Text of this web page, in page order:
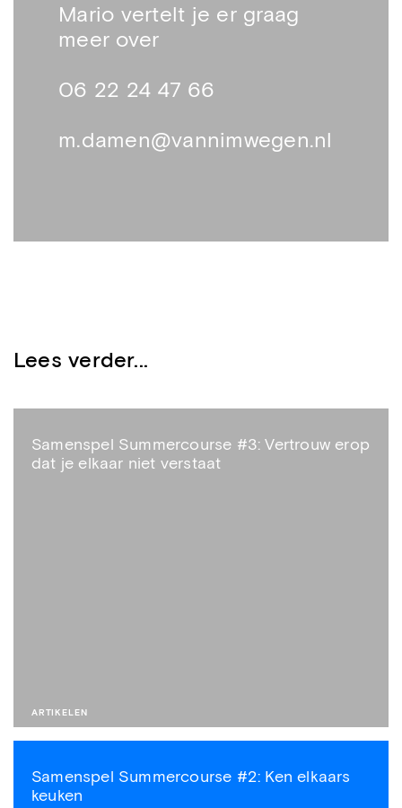
Mario vertelt je er graag
meer over
06 22 24 47 66
m.damen@vannimwegen.nl
Lees verder...
Samenspel Summercourse #3: Vertrouw erop
dat je elkaar niet verstaat
ARTIKELEN
Samenspel Summercourse #2: Ken elkaars
keuken